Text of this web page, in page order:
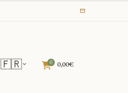
🇫🇷 0 0,00€